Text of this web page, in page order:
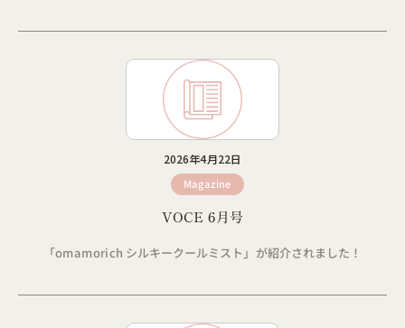
2026年4月22日
Magazine
VOCE 6月号
「omamorich シルキークールミスト」が紹介されました！